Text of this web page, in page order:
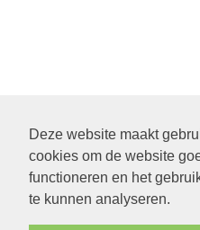
Deze website maakt
cookies om de website
functioneren en het
te kunnen analyseren.